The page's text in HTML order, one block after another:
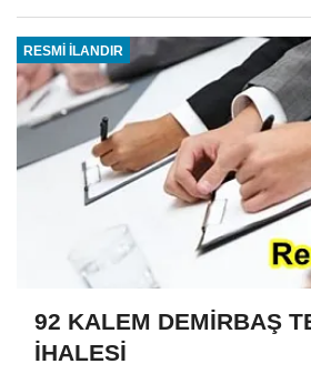
RESMİ İLANDIR
92 KALEM DEMİRBAŞ
İHALESİ